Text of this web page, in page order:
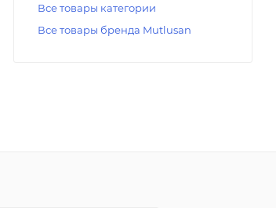
Все товары категории
Все товары бренда Mutlusan